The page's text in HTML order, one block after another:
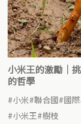
小米王的激勵｜
的哲學
小米 聯合國 國
小米王 樹枝